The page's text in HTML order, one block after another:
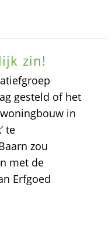
zin!
gesteld of het
in
te
zou
met de
Erfgoed